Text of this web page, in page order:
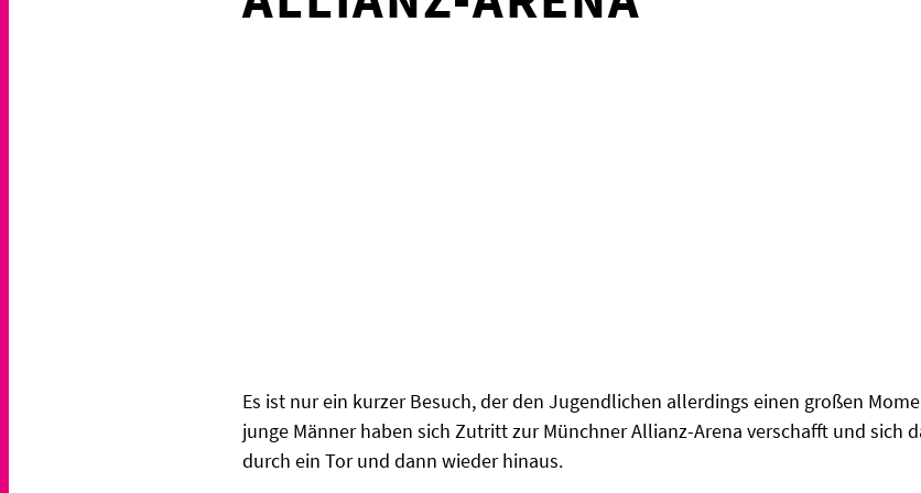
Es ist nur ein kurzer Besuch, der den Jugendlichen allerdings einen großen
junge Männer haben sich Zutritt zur Münchner Allianz-Arena verschafft und sich
durch ein Tor und dann wieder hinaus.